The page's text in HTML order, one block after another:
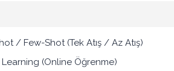
/ Few-Shot (Tek Atış / Az Atış)
(Online Öğrenme)